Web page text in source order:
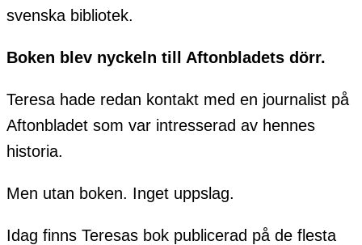
svenska bibliotek.
Boken blev nyckeln till Aftonbladets dörr.
Teresa hade redan kontakt med en journalist på
Aftonbladet som var intresserad av hennes
historia.
Men utan boken. Inget uppslag.
Idag finns Teresas bok publicerad på de flesta